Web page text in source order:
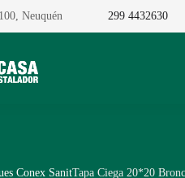
Neuquén 299 4432630
Conex SanitTapa Ciega 20*20